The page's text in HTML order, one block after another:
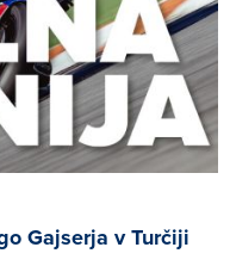
Gajserja v Turčiji